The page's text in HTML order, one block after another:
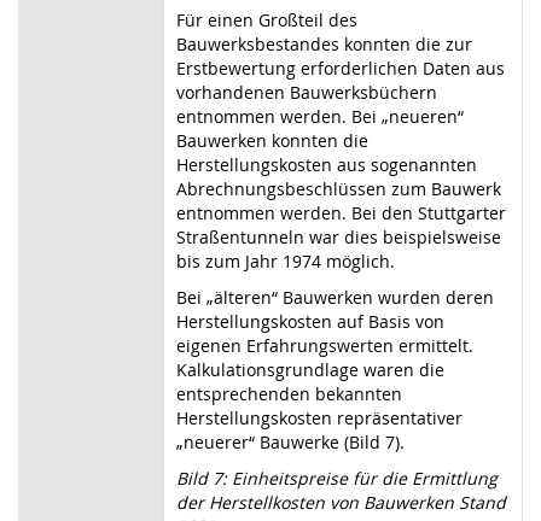
Für einen Großteil des
Bauwerksbestandes konnten die zur
Erstbewertung erforderlichen Daten aus
vorhandenen Bauwerksbüchern
entnommen werden. Bei „neueren“
Bauwerken konnten die
Herstellungskosten aus sogenannten
Abrechnungsbeschlüssen zum Bauwerk
entnommen werden. Bei den Stuttgarter
Straßentunneln war dies beispielsweise
bis zum Jahr 1974 möglich.
Bei „älteren“ Bauwerken wurden deren
Herstellungskosten auf Basis von
eigenen Erfahrungswerten ermittelt.
Kalkulationsgrundlage waren die
entsprechenden bekannten
Herstellungskosten repräsentativer
„neuerer“ Bauwerke (Bild 7).
Bild 7: Einheitspreise für die Ermittlung
der Herstellkosten von Bauwerken Stand